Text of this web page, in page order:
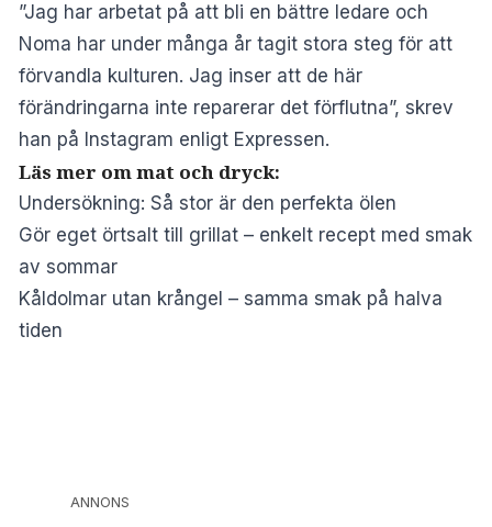
”Jag har arbetat på att bli en bättre ledare och
Noma har under många år tagit stora steg för att
förvandla kulturen. Jag inser att de här
förändringarna inte reparerar det förflutna”, skrev
han på Instagram enligt Expressen.
Läs mer om mat och dryck:
Undersökning: Så stor är den perfekta ölen
Gör eget örtsalt till grillat – enkelt recept med smak
av sommar
Kåldolmar utan krångel – samma smak på halva
tiden
ANNONS